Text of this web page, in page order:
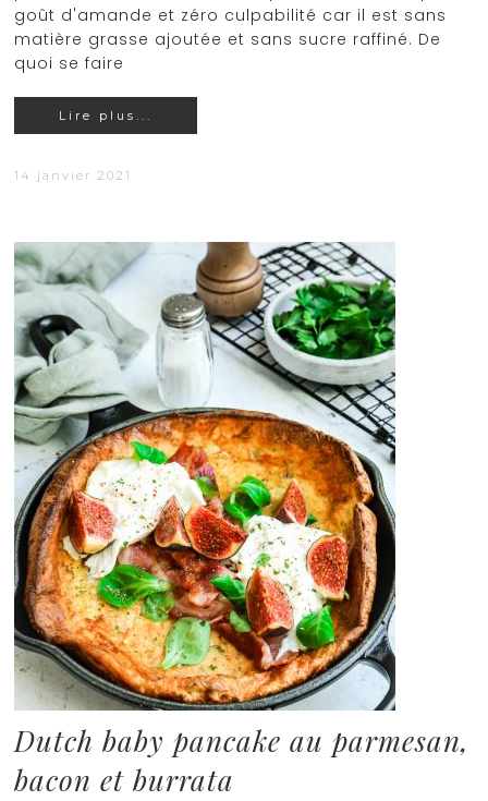
goût d'amande et zéro culpabilité car il est sans
matière grasse ajoutée et sans sucre raffiné. De
quoi se faire
Lire plus...
14 janvier 2021
Dutch baby pancake au parmesan,
bacon et burrata